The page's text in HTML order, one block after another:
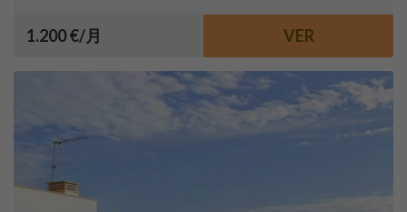
1.200 €/月 VER